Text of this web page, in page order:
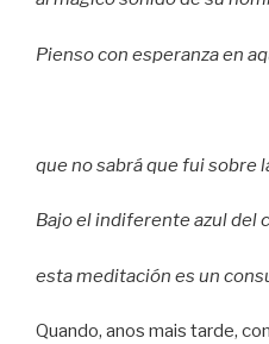
Pienso con esperanza en
que no sabrá que fui sobre
Bajo el indiferente azul del
esta meditación es un
Quando, anos mais tarde,